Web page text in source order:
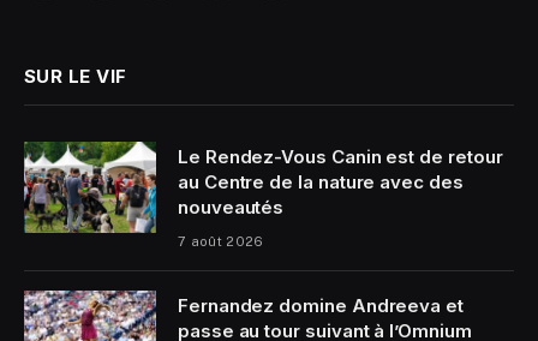
SUR LE VIF
Le Rendez-Vous Canin est de retour
au Centre de la nature avec des
nouveautés
7 août 2026
Fernandez domine Andreeva et
passe au tour suivant à l’Omnium